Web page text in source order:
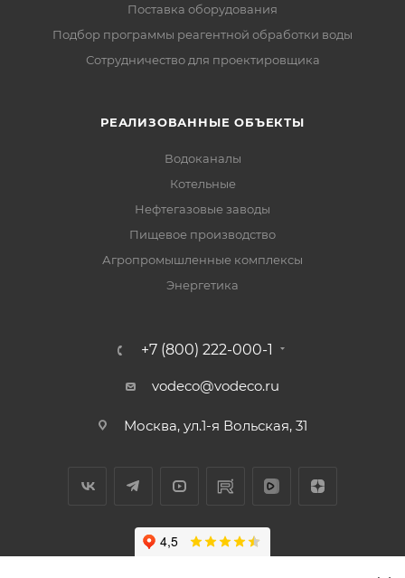
Поставка оборудования
Подбор программы реагентной обработки воды
Сотрудничество для проектировщика
РЕАЛИЗОВАННЫЕ ОБЪЕКТЫ
Водоканалы
Котельные
Нефтегазовые заводы
Пищевое производство
Агропромышленные комплексы
Энергетика
+7 (800) 222-000-1
vodeco@vodeco.ru
Москва, ул.1-я Вольская, 31